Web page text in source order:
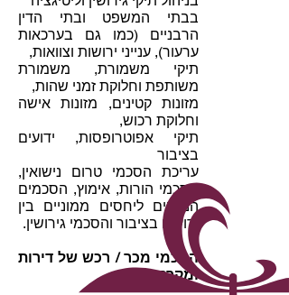
בבתי המשפט ובתי הדין
הרבניים (כמו גם בערכאות
ערעור), ענייני ירושות וצוואות,
תיקי משמורת, משמורת
משותפת וחלוקת זמני שהות,
מזונות קטינים, מזונות אישה
וחלוקת רכוש,
תיקי אפוטרופסות, ידועים
בציבור
עריכת הסכמי טרום נישואין,
הסכמי הורות, אימוץ, הסכמים
הנוגעים ליחסים ממוניים בין
ידועים בציבור והסכמי גירושין.
הסכמי מכר / רכש של דירות
ומקרקעין